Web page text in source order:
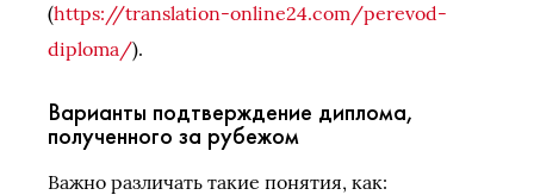
(https://translation-online24.com/perevod-
diploma/).
Варианты подтверждение диплома,
полученного за рубежом
Важно различать такие понятия, как: